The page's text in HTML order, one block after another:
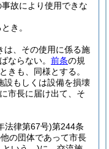
故により使用できな
き。
は、その使用に係る施
ならない。 前条の規
きも、同様とする。
設もしくは設備を損壊
市長に届け出て、そ
法律第67号)第244条
の団体であって市長